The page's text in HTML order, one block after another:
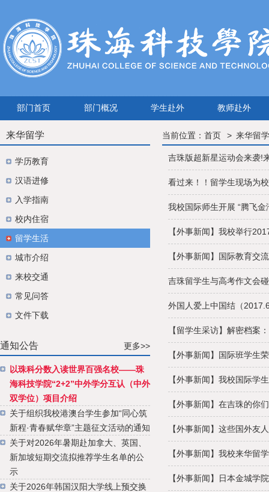
部门首页 部门概况 学生赴外 教师赴外
来华留学
学历教育
汉语进修
入学指南
校内住宿
留学生活
城市介绍
来校交通
常见问答
文件下载
通知公告 更多>>
以珠科分数入读世界百强名校——珠
海科技学院“2+2”中外学分互认（中外
双学位）项目介绍
关于组织我校港澳台学生参加“同心筑
新程·青春赋华章”主题征文活动的通知
关于对2026年暑期赴加拿大、英国、
新加坡短期交流拟推荐学生名单的公
示
关于2026年韩国汉阳大学线上预交换
当前位置： 首页 来华留学
吉珠版超新星运动会来袭!
看过来！！留学生现场为
我校国际师生开展 “腾飞
【外事新闻】我校举行
【外事新闻】国际教育交
吉珠留学生与高考作文会
外国人爱上中国结（
【留学生采访】解密档案
【外事新闻】国际班学
【外事新闻】我校国际学
【外事新闻】在吉珠的你
【外事新闻】这些国外友
【外事新闻】我校来华留
【外事新闻】日本金城学